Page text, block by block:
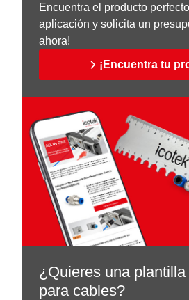
Encuentra el producto
aplicación y solicita un
ahora!
¡Encuentra tu
¿Quieres una
para cables?